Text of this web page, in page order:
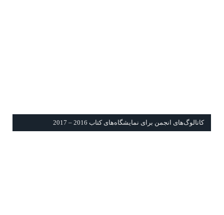
كاتالوگ‌های انجمن برای نمايشگاه‌های كتاب 2016 – 2017